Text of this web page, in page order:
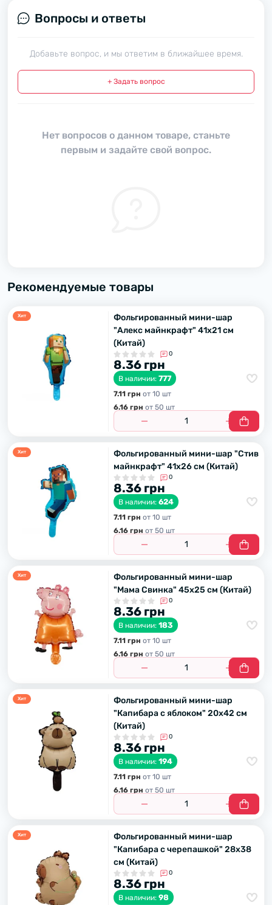
Вопросы и ответы
Добавьте вопрос, и мы ответим в ближайшее время.
+ Задать вопрос
Нет вопросов о данном товаре, станьте
первым и задайте свой вопрос.
Рекомендуемые товары
Хит
Фольгированный мини-шар
"Алекс майнкрафт" 41х21 см
(Китай)
0
8.36 грн
В наличии: 777
7.11 грн от 10 шт
6.16 грн от 50 шт
Хит
Фольгированный мини-шар "Стив
майнкрафт" 41х26 см (Китай)
0
8.36 грн
В наличии: 624
7.11 грн от 10 шт
6.16 грн от 50 шт
Хит
Фольгированный мини-шар
"Мама Свинка" 45х25 см (Китай)
0
8.36 грн
В наличии: 183
7.11 грн от 10 шт
6.16 грн от 50 шт
Хит
Фольгированный мини-шар
"Капибара с яблоком" 20х42 см
(Китай)
0
8.36 грн
В наличии: 194
7.11 грн от 10 шт
6.16 грн от 50 шт
Хит
Фольгированный мини-шар
"Капибара с черепашкой" 28х38
см (Китай)
0
8.36 грн
В наличии: 98